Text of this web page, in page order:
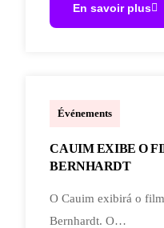
En savoir plus
Événements
CAUIM EXIBE O
BERNHARDT
O Cauim exibirá o
Bernhardt. O…